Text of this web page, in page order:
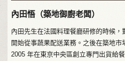
內田悟（築地御廚老闆）
內田先生在法國料理餐廳研修的時候
開始從事蔬果配送業務。之後在築地
2005 年在東京中央區創立專門出貨給